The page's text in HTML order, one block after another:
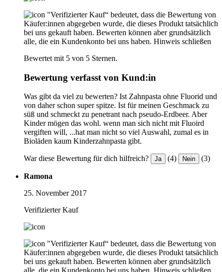
"Verifizierter Kauf“ bedeutet, dass die Bewertung von
Käufer:innen abgegeben wurde, die dieses Produkt tatsächlich
bei uns gekauft haben. Bewerten können aber grundsätzlich
alle, die ein Kundenkonto bei uns haben. Hinweis schließen
Bewertet mit 5 von 5 Sternen.
Bewertung verfasst von Kund:in
Was gibt da viel zu bewerten? Ist Zahnpasta ohne Fluorid und
von daher schon super spitze. Ist für meinen Geschmack zu
süß und schmeckt zu penetrant nach pseudo-Erdbeer. Aber
Kinder mögen das wohl. wenn man sich nicht mit Fluoird
vergiften will, ...hat man nicht so viel Auswahl, zumal es in
Bioläden kaum Kinderzahnpasta gibt.
War diese Bewertung für dich hilfreich? Ja (4) Nein (3)
Ramona
25. November 2017
Verifizierter Kauf
"Verifizierter Kauf“ bedeutet, dass die Bewertung von
Käufer:innen abgegeben wurde, die dieses Produkt tatsächlich
bei uns gekauft haben. Bewerten können aber grundsätzlich